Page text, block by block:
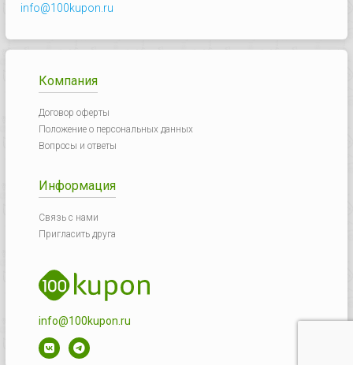
info@100kupon.ru
Компания
Договор оферты
Положение о персональных данных
Вопросы и ответы
Информация
Связь с нами
Пригласить друга
info@100kupon.ru